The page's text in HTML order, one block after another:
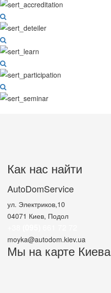
Как нас найти
AutoDomService
ул. Электриков,10
04071 Киев, Подол
moyka@autodom.kiev.ua
Мы на карте Киева